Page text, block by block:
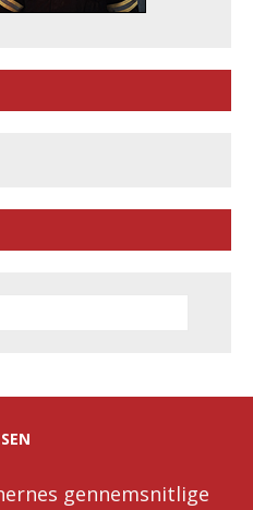
gennemsnitlige